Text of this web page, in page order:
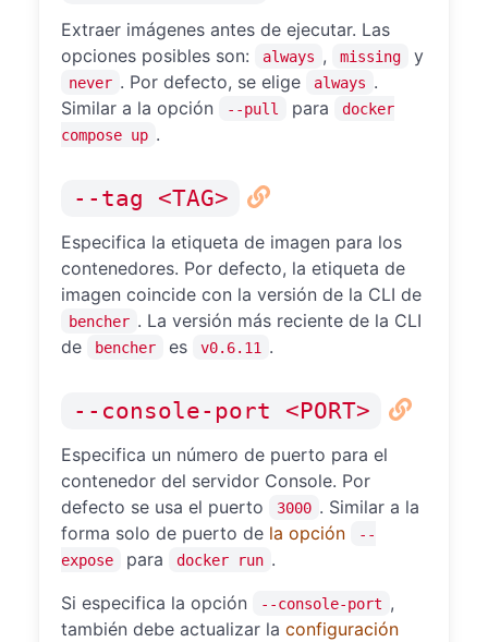
Extraer imágenes antes de ejecutar. Las
opciones posibles son:
always , missing y
never . Por defecto, se elige always .
Similar a la opción
--pull para
docker
compose up .
--tag <TAG>
Especifica la etiqueta de imagen para los
contenedores. Por defecto, la etiqueta de
imagen coincide con la versión de la CLI de
bencher . La versión más reciente de la CLI
de
bencher es v0.6.11 .
--console-port <PORT>
Especifica un número de puerto para el
contenedor del servidor Console. Por
defecto se usa el puerto
3000 . Similar a la
forma solo de puerto de la opción
--
expose
para docker run .
Si especifica la opción
--console-port ,
también debe actualizar la configuración